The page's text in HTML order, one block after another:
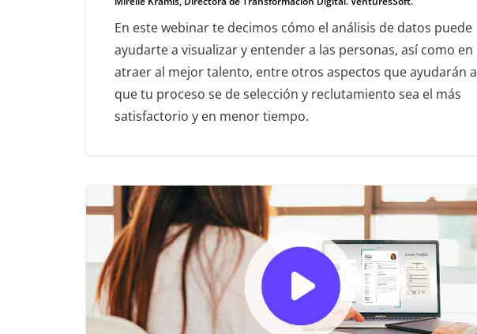
En este webinar te decimos cómo el análisis de datos puede
ayudarte a visualizar y entender a las personas, así como en
atraer al mejor talento, entre otros aspectos que ayudarán a
que tu proceso se de selección y reclutamiento sea el más
satisfactorio y en menor tiempo.